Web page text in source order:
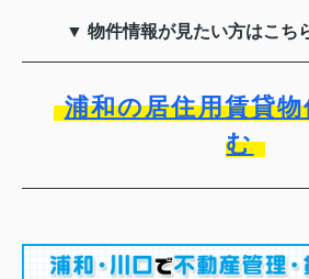
▼ 物件情報が見たい方はこち
浦和の居住用賃貸
む